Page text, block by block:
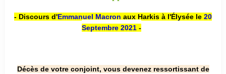
- Discours d'Emmanuel Macron aux Harkis à l'Élysée le 20
Septembre 2021 -
Décès de votre conjoint, vous devenez ressortissant de